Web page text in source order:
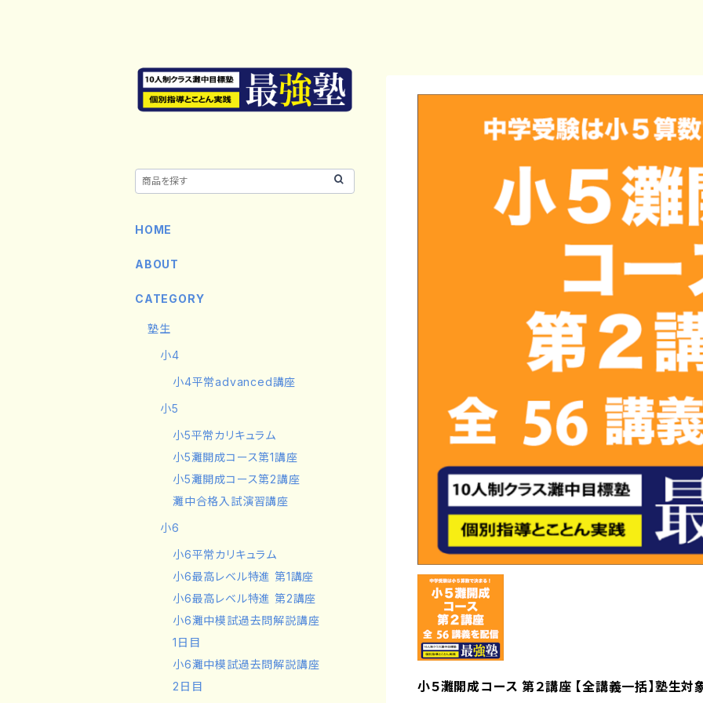
小５灘開成コース 第２講座 【全講義一括】塾生対
HOME
ABOUT
CATEGORY
塾生
小4
小4平常advanced講座
小5
小5平常カリキュラム
小5灘開成コース第1講座
小5灘開成コース第2講座
灘中合格入試演習講座
小6
小6平常カリキュラム
小6最高レベル特進 第1講座
小6最高レベル特進 第2講座
小6灘中模試過去問解説講座
1日目
小6灘中模試過去問解説講座
2日目